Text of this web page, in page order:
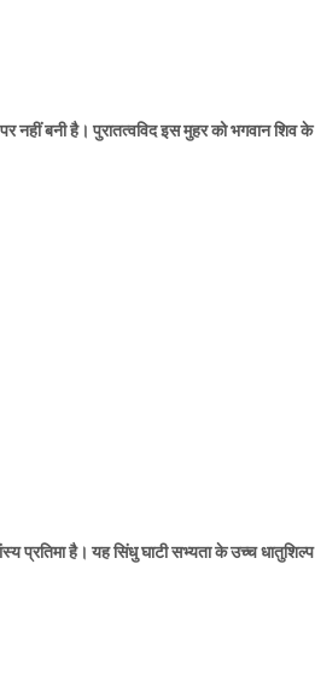
बनी है। पुरातत्वविद इस मुहर को भगवान शिव के
प्रतिमा है। यह सिंधु घाटी सभ्यता के उच्च धातुशिल्प